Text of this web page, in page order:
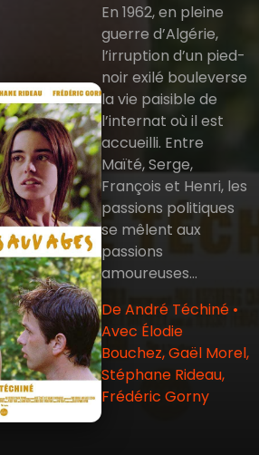
En 1962, en pleine
guerre d’Algérie,
l’irruption d’un pied-
noir exilé bouleverse
la vie paisible de
l’internat où il est
accueilli. Entre
Maïté, Serge,
François et Henri, les
passions politiques
se mêlent aux
passions
amoureuses…
De André Téchiné •
Avec Élodie
Bouchez, Gaël Morel,
Stéphane Rideau,
Frédéric Gorny